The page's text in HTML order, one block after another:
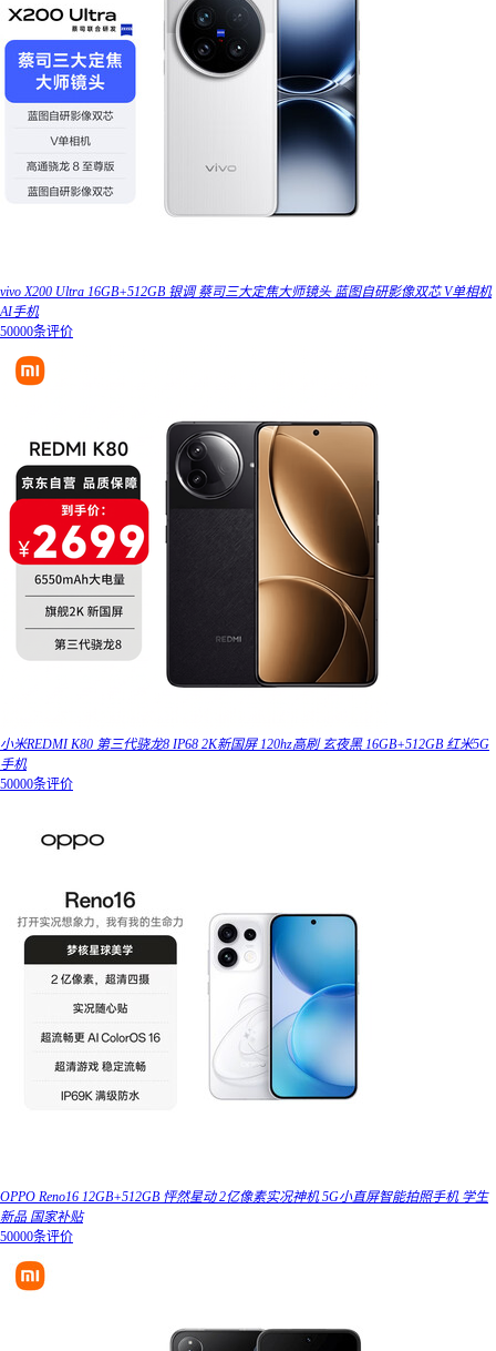
vivo X200 Ultra 16GB+512GB 银调 蔡司三大定焦大师镜头 蓝图自研影像双芯 V单相机
AI手机
50000条评价
小米REDMI K80 第三代骁龙8 IP68 2K新国屏 120hz高刷 玄夜黑 16GB+512GB 红米5G
手机
50000条评价
OPPO Reno16 12GB+512GB 怦然星动 2亿像素实况神机 5G小直屏智能拍照手机 学生
新品 国家补贴
50000条评价